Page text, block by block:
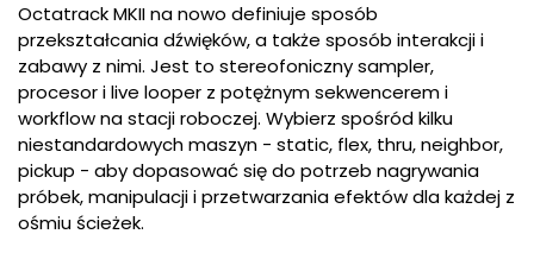
Octatrack MKII na nowo definiuje sposób
przekształcania dźwięków, a także sposób interakcji i
zabawy z nimi. Jest to stereofoniczny sampler,
procesor i live looper z potężnym sekwencerem i
workflow na stacji roboczej. Wybierz spośród kilku
niestandardowych maszyn - static, flex, thru, neighbor,
pickup - aby dopasować się do potrzeb nagrywania
próbek, manipulacji i przetwarzania efektów dla każdej z
ośmiu ścieżek.